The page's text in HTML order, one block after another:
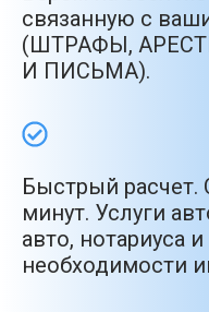
связанную с
(ШТРАФЫ,
И ПИСЬМА).
Быстрый расчет.
минут. Услуги
авто, нотариуса
необходимости